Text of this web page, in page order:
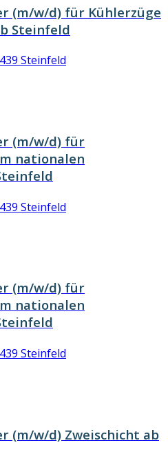
(m/w/d) für Kühlerzüge
Steinfeld
Steinfeld
(m/w/d) für
nationalen
Steinfeld
(m/w/d) für
nationalen
Steinfeld
(m/w/d) Zweischicht ab